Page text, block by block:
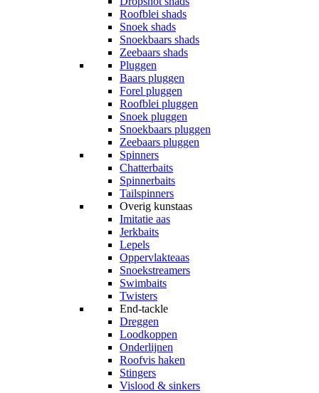
Roofblei shads
Snoek shads
Snoekbaars shads
Zeebaars shads
Pluggen
Baars pluggen
Forel pluggen
Roofblei pluggen
Snoek pluggen
Snoekbaars pluggen
Zeebaars pluggen
Spinners
Chatterbaits
Spinnerbaits
Tailspinners
Overig kunstaas
Imitatie aas
Jerkbaits
Lepels
Oppervlakteaas
Snoekstreamers
Swimbaits
Twisters
End-tackle
Dreggen
Loodkoppen
Onderlijnen
Roofvis haken
Stingers
Vislood & sinkers